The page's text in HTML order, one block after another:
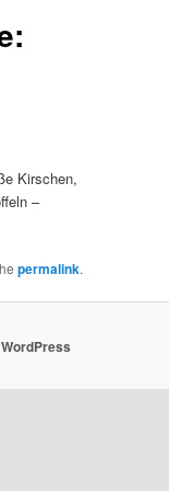
Kirschen,
–
permalink.